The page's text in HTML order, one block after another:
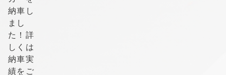
納車し
まし
た！詳
しくは
納車実
績をご